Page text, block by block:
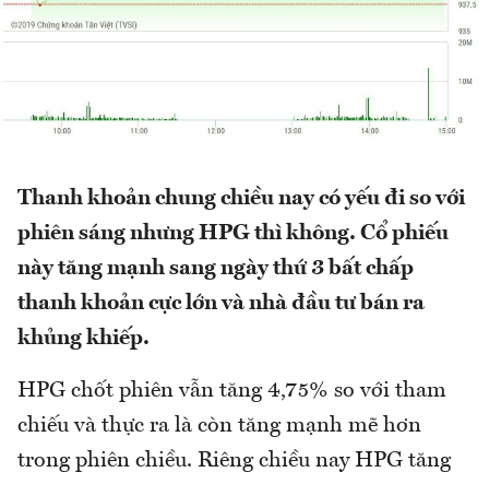
Thanh khoản chung chiều nay có yếu đi so với
phiên sáng nhưng HPG thì không. Cổ phiếu
này tăng mạnh sang ngày thứ 3 bất chấp
thanh khoản cực lớn và nhà đầu tư bán ra
khủng khiếp.
HPG chốt phiên vẫn tăng 4,75% so với tham
chiếu và thực ra là còn tăng mạnh mẽ hơn
trong phiên chiều. Riêng chiều nay HPG tăng